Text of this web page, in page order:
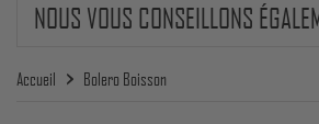
NOUS VOUS CONSEILLONS
Accueil Bolero Boisson